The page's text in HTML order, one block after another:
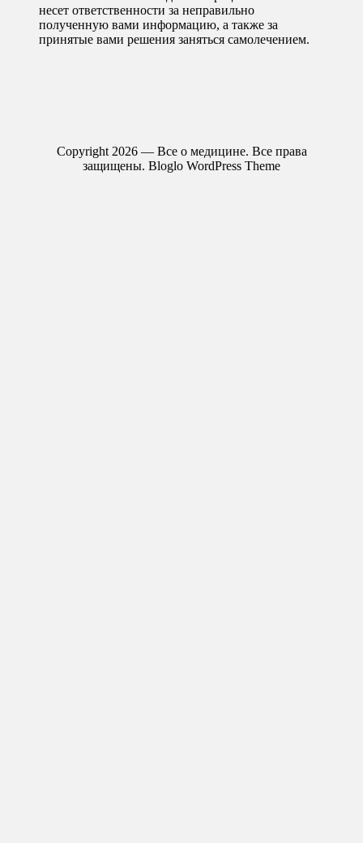
несет ответственности за неправильно
полученную вами информацию, а также за
принятые вами решения заняться самолечением.
Copyright 2026 — Все о медицине. Все права
защищены. Bloglo WordPress Theme